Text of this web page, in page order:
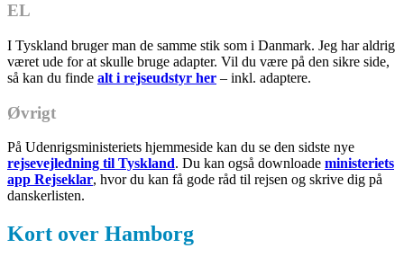
EL
I Tyskland bruger man de samme stik som i Danmark. Jeg har aldrig
været ude for at skulle bruge adapter. Vil du være på den sikre side,
så kan du finde alt i rejseudstyr her – inkl. adaptere.
Øvrigt
På Udenrigsministeriets hjemmeside kan du se den sidste nye
rejsevejledning til Tyskland. Du kan også downloade ministeriets
app Rejseklar, hvor du kan få gode råd til rejsen og skrive dig på
danskerlisten.
Kort over Hamborg